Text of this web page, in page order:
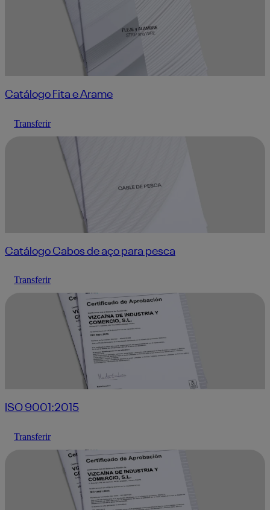
Catálogo Fita e Arame
Transferir
Catálogo Cabos de aço para pesca
Transferir
ISO 9001:2015
Transferir